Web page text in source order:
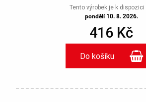
Tento výrobek je k dispozici
pondělí 10. 8. 2026.
416 Kč